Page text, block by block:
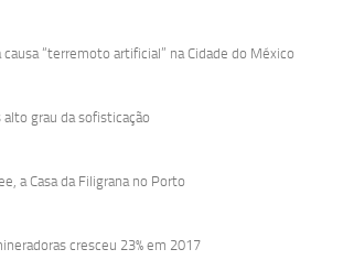
“terremoto artificial” na Cidade do México
alto grau da sofisticação
a Casa da Filigrana no Porto
cresceu 23% em 2017